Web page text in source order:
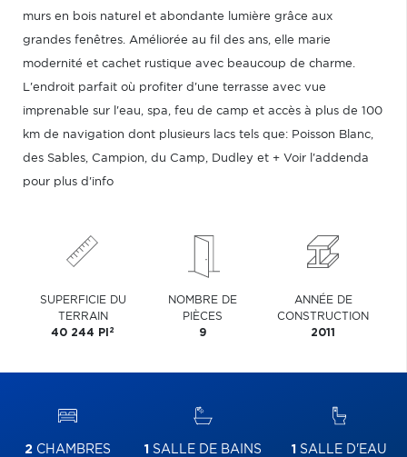
murs en bois naturel et abondante lumière grâce aux
grandes fenêtres. Améliorée au fil des ans, elle marie
modernité et cachet rustique avec beaucoup de charme.
L'endroit parfait où profiter d'une terrasse avec vue
imprenable sur l'eau, spa, feu de camp et accès à plus de 100
km de navigation dont plusieurs lacs tels que: Poisson Blanc,
des Sables, Campion, du Camp, Dudley et + Voir l'addenda
pour plus d'info
SUPERFICIE DU
TERRAIN
40 244 PI 2
NOMBRE DE
PIÈCES
9
ANNÉE DE
CONSTRUCTION
2011
2 CHAMBRES 1 SALLE DE BAINS 1 SALLE D'EAU